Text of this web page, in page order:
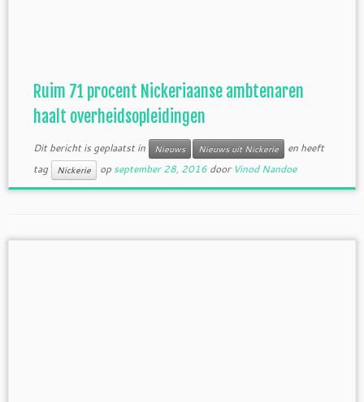
Ruim 71 procent Nickeriaanse ambtenaren
haalt overheidsopleidingen
Dit bericht is geplaatst in Nieuws Nieuws uit Nickerie
en heeft
tag
Nickerie op september 28, 2016 door Vinod Nandoe